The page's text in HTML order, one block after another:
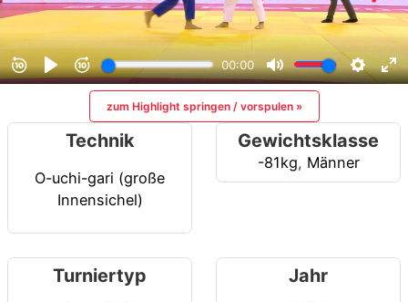
zum Highlight springen / vorspulen »
Technik
O-uchi-gari (große
Innensichel)
Gewichtsklasse
-81kg, Männer
Turniertyp Jahr